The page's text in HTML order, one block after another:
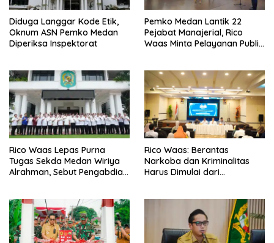
Diduga Langgar Kode Etik,
Oknum ASN Pemko Medan
Diperiksa Inspektorat
Pemko Medan Lantik 22
Pejabat Manajerial, Rico
Waas Minta Pelayanan Publik
Rico Waas Lepas Purna
Tugas Sekda Medan Wiriya
Alrahman, Sebut Pengabdian
Rico Waas: Berantas
Narkoba dan Kriminalitas
Harus Dimulai dari